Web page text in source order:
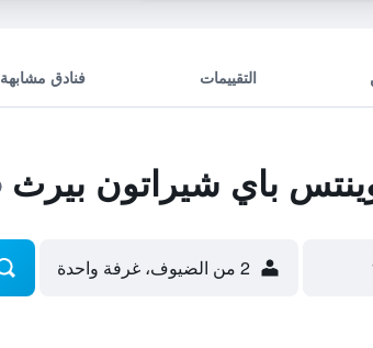
التقييمات فنادق مشابهة
باي شيراتون بيرث
2 من الضيوف، غرفة واحدة